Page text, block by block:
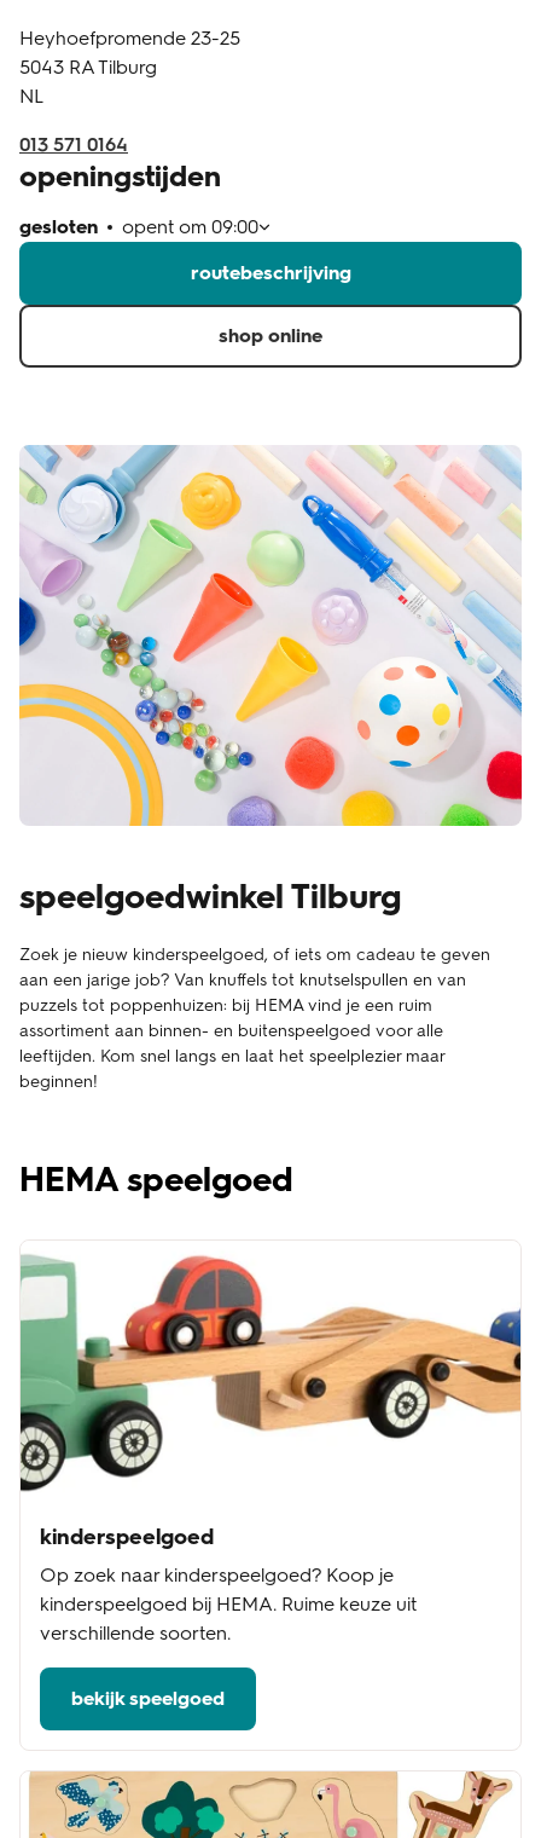
klantenservice
Heyhoefpromende 23-25
5043 RATilburg
NL
013 571 0164
openingstijden
gesloten opent om 09:00
routebeschrijving
shop online
speelgoedwinkel Tilburg
Zoek je nieuw kinderspeelgoed, of iets om cadeau te geven
aan een jarige job? Van knuffels tot knutselspullen en van
puzzels tot poppenhuizen: bij HEMA vind je een ruim
assortiment aan binnen- en buitenspeelgoed voor alle
leeftijden. Kom snel langs en laat het speelplezier maar
beginnen!
HEMA speelgoed
kinderspeelgoed
Op zoek naar kinderspeelgoed? Koop je
kinderspeelgoed bij HEMA. Ruime keuze uit
verschillende soorten.
bekijk speelgoed